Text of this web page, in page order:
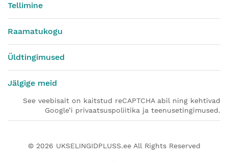
Tellimine
Raamatukogu
Üldtingimused
Jälgige meid
See veebisait on kaitstud reCAPTCHA abil ning kehtivad
Google’i privaatsuspoliitika ja teenusetingimused.
© 2026 UKSELINGIDPLUSS.eeAll Rights Reserved